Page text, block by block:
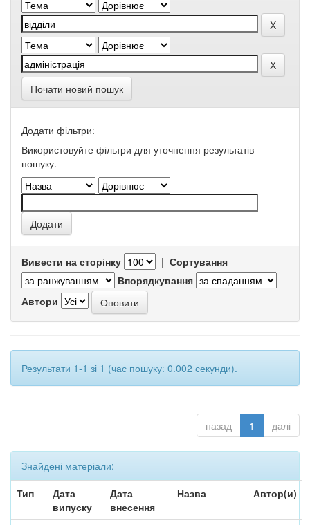
Почати новий пошук
Додати фільтри:
Використовуйте фільтри для уточнення результатів
пошуку.
Вивести на сторінку | Сортування
Впорядкування
Автори
Результати 1-1 зі 1 (час пошуку: 0.002 секунди).
назад 1 далі
Знайдені матеріали:
Тип
Дата
випуску
Дата
внесення
Назва Автор(и)